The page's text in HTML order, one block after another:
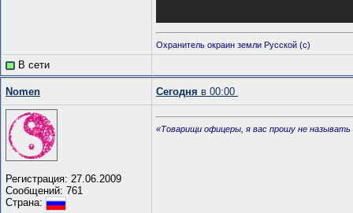
Охранитель окраин земли Русской (с)
В сети
Nomen Сегодня в 00:00
Регистрация: 27.06.2009
Сообщений: 761
Страна:
«Товарищи офицеры, я вас прошу не называть